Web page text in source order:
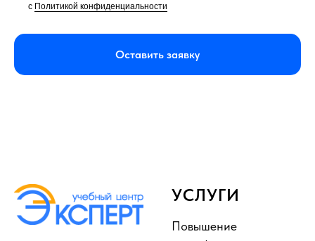
с Политикой конфиденциальности
Оставить заявку
УСЛУГИ
Повышение